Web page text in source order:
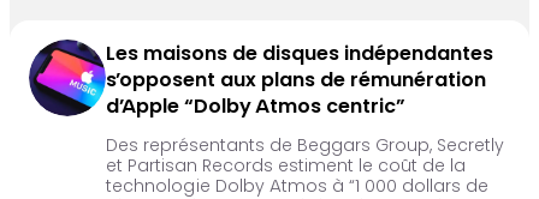
Les maisons de disques indépendantes
s’opposent aux plans de rémunération
d’Apple “Dolby Atmos centric”
Des représentants de Beggars Group, Secretly
et Partisan Records estiment le coût de la
technologie Dolby Atmos à “1 000 dollars de